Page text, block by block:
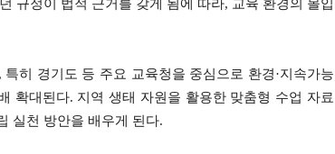
규정이 법적 근거를 갖게 됨에 따라, 교육 환경의 몰입
히 경기도 등 주요 교육청을 중심으로 환경·지속가능
확대된다. 지역 생태 자원을 활용한 맞춤형 수업 자료
실천 방안을 배우게 된다.